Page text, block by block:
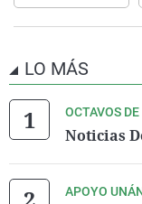
LO MÁS
OCTAVOS
Noticias
APOYO